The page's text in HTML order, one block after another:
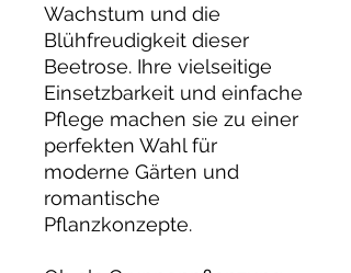
Wachstum und die
Blühfreudigkeit dieser
Beetrose. Ihre vielseitige
Einsetzbarkeit und einfache
Pflege machen sie zu einer
perfekten Wahl für
moderne Gärten und
romantische
Pflanzkonzepte.